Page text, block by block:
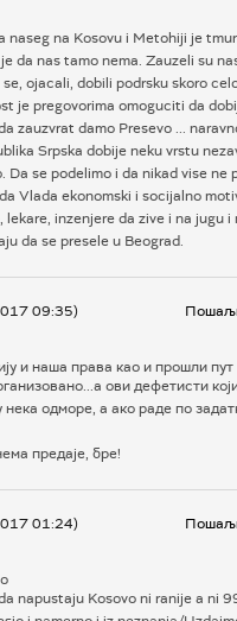
naseg na Kosovu i Metohiji je
da nas tamo nema. Zauzeli su
ojacali, dobili podrsku skoro
je pregovorima omoguciti da
zauzvrat damo Presevo ...
Srpska dobije neku vrstu
Da se podelimo i da nikad vise ne
Vlada ekonomski i socijalno
lekare, inzenjere da zive i na jugu i
da se presele u Beograd.
09:35)
и наша права као и прошли пут
ови дефетисти
нека одморе, а ако раде по
предаје, бре!
01:24)
napustaju Kosovo ni ranije a ni